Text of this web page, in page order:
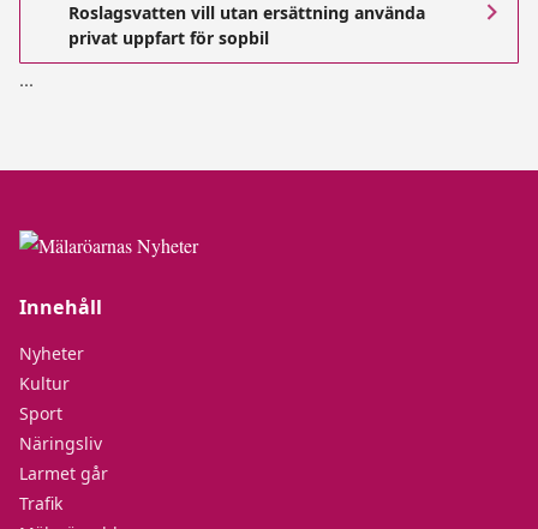
Roslagsvatten vill utan ersättning använda
privat uppfart för sopbil
...
Innehåll
Nyheter
Kultur
Sport
Näringsliv
Larmet går
Trafik